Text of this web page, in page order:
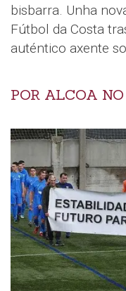
bisbarra. Unha
Fútbol da Costa
auténtico axente
POR ALCOA